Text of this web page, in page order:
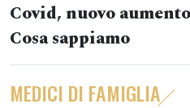
Covid, nuovo
Cosa sappiamo
MEDICI DI FAMIGLIA